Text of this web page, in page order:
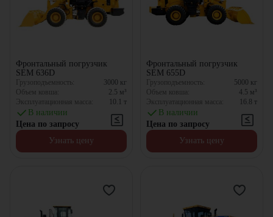
Фронтальный погрузчик
SEM 636D
Грузоподъемность: 3000 кг
Объем ковша:
2.5 м³
Эксплуатационная масса:
10.1 т
В наличии
Цена по запросу
Узнать цену
Фронтальный погрузчик
SEM 655D
Грузоподъемность: 5000 кг
Объем ковша:
4.5 м³
Эксплуатационная масса:
16.8 т
В наличии
Цена по запросу
Узнать цену